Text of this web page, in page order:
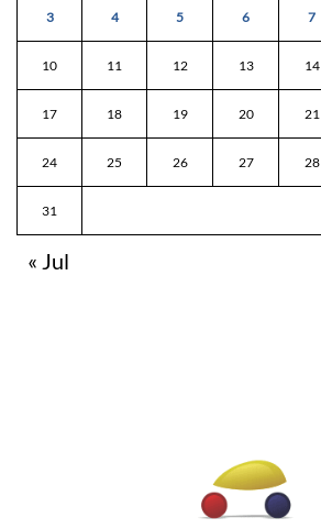
3 4 5 6 7
10 11 12 13 14
17 18 19 20 21
24 25 26 27 28
31
« Jul